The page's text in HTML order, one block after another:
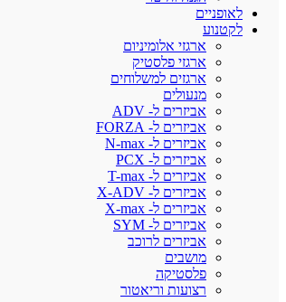
לאופניים
לקטנוע
ארגזי אלומיניום
ארגזי פלסטיק
ארגזים למשלוחים
מנעולים
אביזרים ל- ADV
אביזרים ל- FORZA
אביזרים ל- N-max
אביזרים ל- PCX
אביזרים ל- T-max
אביזרים ל- X-ADV
אביזרים ל- X-max
אביזרים ל- SYM
אביזרים לרוכב
מושבים
פלסטיקה
רצועות וריאטור